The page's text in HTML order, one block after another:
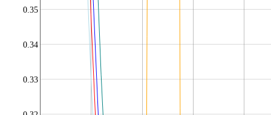
0.33
0.34
0.35